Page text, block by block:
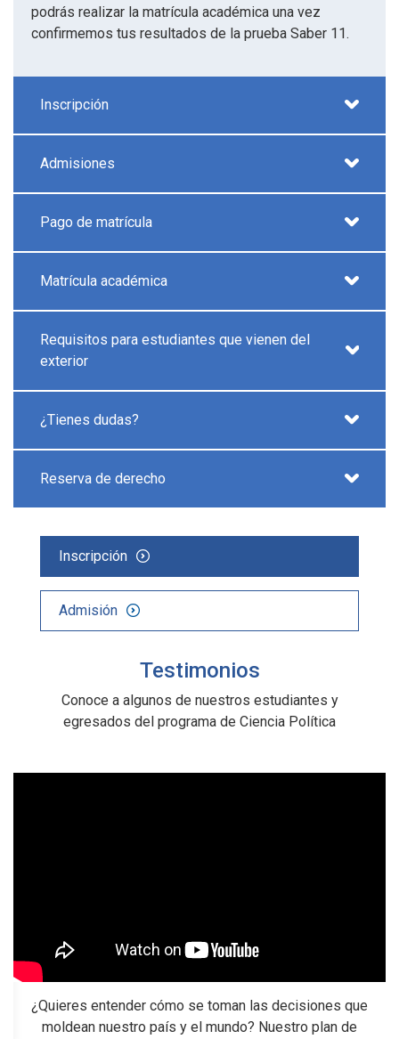
podrás realizar la matrícula académica una vez
confirmemos tus resultados de la prueba Saber 11.
Inscripción
Admisiones
Pago de matrícula
Matrícula académica
Requisitos para estudiantes que vienen del
exterior
¿Tienes dudas?
Reserva de derecho
Inscripción
Admisión
Testimonios
Conoce a algunos de nuestros estudiantes y
egresados del programa de Ciencia Política
¿Quieres entender cómo se toman las decisiones que
moldean nuestro país y el mundo? Nuestro plan de